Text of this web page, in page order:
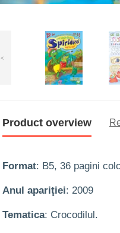
<
Product overview
Format: B5, 36 pagini
Anul apariţiei: 2009
Tematica: Crocodilul.